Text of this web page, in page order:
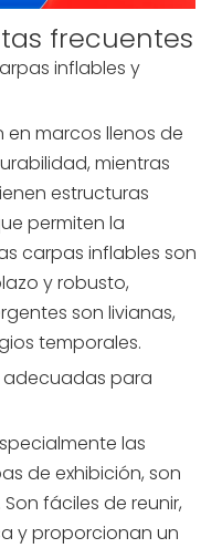
frecuentes
inflables y
en marcos llenos de
mientras
estructuras
permiten la
carpas inflables son
y robusto,
son livianas,
temporales.
adecuadas para
las
de exhibición, son
fáciles de reunir,
y proporcionan un